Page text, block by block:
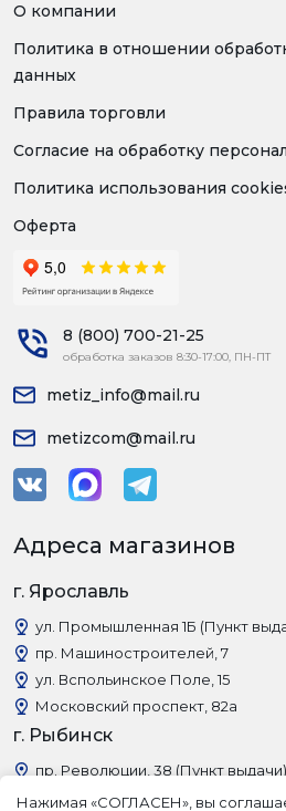
О компании
Политика в отношении
данных
Правила торговли
Согласие на обработку
Политика использования
Оферта
8 (800) 700-21-25
обработка заказов 8:30-17:00, ПН-ПТ
metiz_info@mail.ru
metizcom@mail.ru
Адреса магазинов
г. Ярославль
ул. Промышленная 1Б (Пункт
пр. Машиностроителей, 7
ул. Вспольинское Поле, 15
Московский проспект, 82а
г. Рыбинск
пр. Революции, 38 (Пункт выдачи)
Нажимая «СОГЛАСЕН», вы